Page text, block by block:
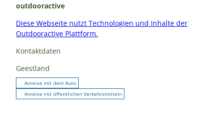
outdooractive
Diese Webseite nutzt Technologien und Inhalte der
Outdooractive Plattform.
Kontaktdaten
Geestland
Anreise mit dem Auto
Anreise mit öffentlichen Verkehrsmitteln